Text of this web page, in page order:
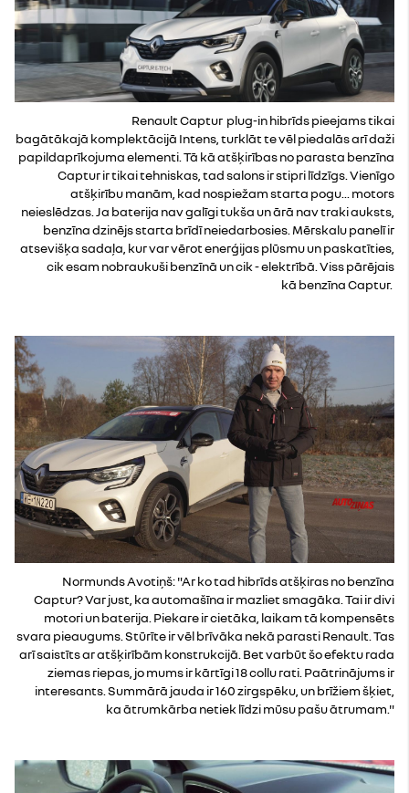
Renault Captur plug-in hibrīds pieejams tikai
bagātākajā komplektācijā Intens, turklāt te vēl piedalās arī daži
papildaprīkojuma elementi. Tā kā atšķirības no parasta benzīna
Captur ir tikai tehniskas, tad salons ir stipri līdzīgs. Vienīgo
atšķirību manām, kad nospiežam starta pogu... motors
neieslēdzas. Ja baterija nav galīgi tukša un ārā nav traki auksts,
benzīna dzinējs starta brīdī neiedarbosies. Mērskalu panelī ir
atsevišķa sadaļa, kur var vērot enerģijas plūsmu un paskatīties,
cik esam nobraukuši benzīnā un cik - elektrībā. Viss pārējais
kā benzīna Captur.
Normunds Avotiņš: "Ar ko tad hibrīds atšķiras no benzīna
Captur? Var just, ka automašīna ir mazliet smagāka. Tai ir divi
motori un baterija. Piekare ir cietāka, laikam tā kompensēts
svara pieaugums. Stūrīte ir vēl brīvāka nekā parasti Renault. Tas
arī saistīts ar atšķirībām konstrukcijā. Bet varbūt šo efektu rada
ziemas riepas, jo mums ir kārtīgi 18 collu rati. Paātrinājums ir
interesants. Summārā jauda ir 160 zirgspēku, un brīžiem šķiet,
ka ātrumkārba netiek līdzi mūsu pašu ātrumam."